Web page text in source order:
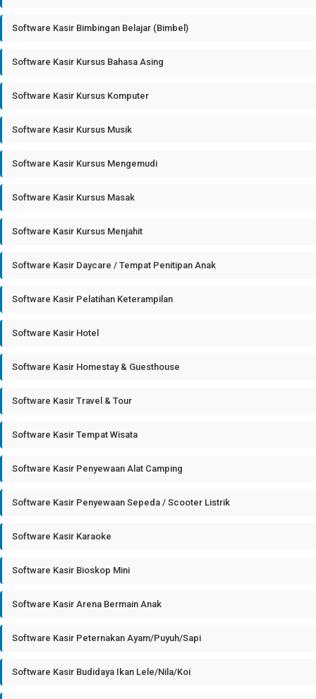
Software Kasir Bimbingan Belajar (Bimbel)
Software Kasir Kursus Bahasa Asing
Software Kasir Kursus Komputer
Software Kasir Kursus Musik
Software Kasir Kursus Mengemudi
Software Kasir Kursus Masak
Software Kasir Kursus Menjahit
Software Kasir Daycare / Tempat Penitipan Anak
Software Kasir Pelatihan Keterampilan
Software Kasir Hotel
Software Kasir Homestay & Guesthouse
Software Kasir Travel & Tour
Software Kasir Tempat Wisata
Software Kasir Penyewaan Alat Camping
Software Kasir Penyewaan Sepeda / Scooter Listrik
Software Kasir Karaoke
Software Kasir Bioskop Mini
Software Kasir Arena Bermain Anak
Software Kasir Peternakan Ayam/Puyuh/Sapi
Software Kasir Budidaya Ikan Lele/Nila/Koi